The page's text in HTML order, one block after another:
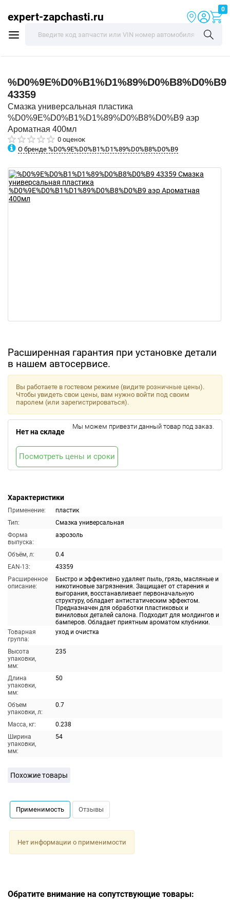
expert-zapchasti.ru
0
%D0%9E%D0%B1%D1%89%D0%B8%D0%B9
43359
Смазка универсальная пластика
%D0%9E%D0%B1%D1%89%D0%B8%D0%B9 аэр
Ароматная 400мл
0 оценок
О бренде %D0%9E%D0%B1%D1%89%D0%B8%D0%B9
Расширенная гарантия при установке детали
в нашем автосервисе.
Характеристики
Применение:
пластик
Тип:
Смазка универсальная
Форма
выпуска:
аэрозоль
Объём, л:
0.4
EAN-13:
43359
Расширенное
описание:
Быстро и эффективно удаляет пыль, грязь, масляные и
никотиновые загрязнения. Защищает от старения и
выгорания, восстанавливает первоначальную
структуру, обладает антистатическим эффектом.
Предназначен для обработки пластиковых и
виниловых деталей салона. Подходит для молдингов и
бамперов. Обладает приятным ароматом клубники.
Товарная
группа:
уход и очистка
Высота
упаковки,
мм:
235
Длина
упаковки,
мм:
50
Объем
упаковки, л:
0.7
Масса, кг:
0.238
Ширина
упаковки,
мм:
54
Вы работаете в гостевом режиме (видите розничные цены).
Чтобы увидеть свои цены, вам нужно войти под своим
паролем (или зарегистрироваться).
Нет на складе
Мы можем привезти данный товар под заказ.
Посмотреть цены и сроки
Похожие товары
Применимость Отзывы
Нет информации о применимости
Обратите внимание на сопутствующие товары: